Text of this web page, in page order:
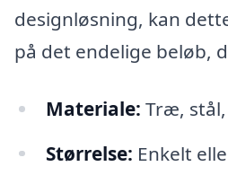
designløsning, kan
på det endelige beløb,
Materiale: Træ,
Størrelse: Enkelt